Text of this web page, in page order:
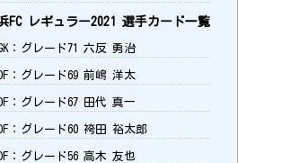
FC レギュラー2021 選手カード一覧
：グレード71 六反 勇治
：グレード69 前嶋 洋太
：グレード67 田代 真一
：グレード60 袴田 裕太郎
：グレード56 高木 友也